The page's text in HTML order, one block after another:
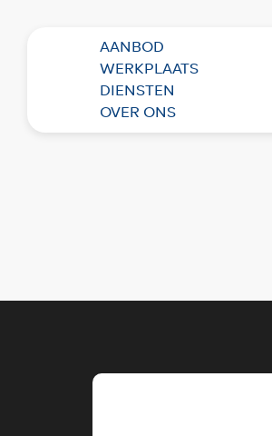
AANBOD
WERKPLAATS
DIENSTEN
OVER ONS
Terug naar overzicht